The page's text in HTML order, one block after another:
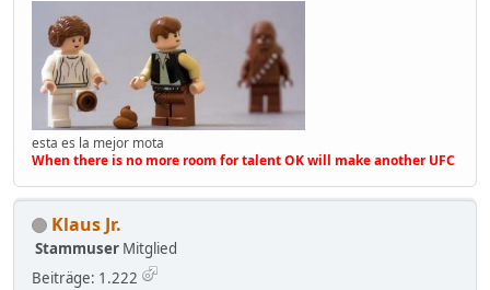
esta es la mejor mota
When there is no more room for talent OK will make another UFC
Klaus Jr.
Stammuser Mitglied
Beiträge: 1.222